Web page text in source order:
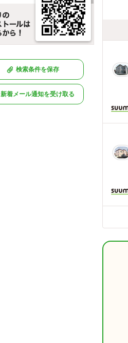
検索条件を保存
新着メール通知を受け取る